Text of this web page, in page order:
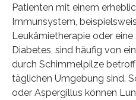
Patienten mit einem
Immunsystem,
Leukämietherapie oder
Diabetes, sind häufig von
durch Schimmelpilze
täglichen Umgebung sind.
oder Aspergillus können